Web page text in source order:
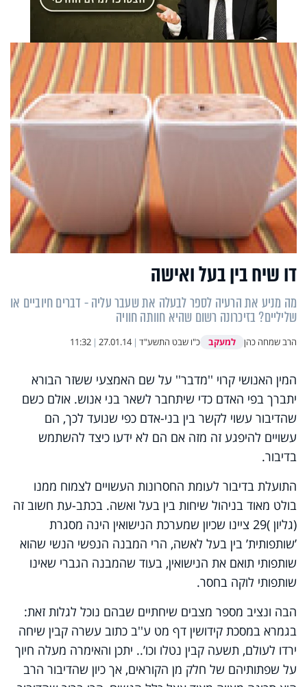
דו שיח בין בעל ואישה
מה מניע את הרעיה לספר לבעלה את שעבר עליה - דברים חיוביים או
שליליים? בזיכרונה רשום שהיא חוותה חוויה
הרב שמחה כהן למעקב כ"ו שבט התשע"ד |
27.01.14
|
11:32
המין האנושי קרוי ''מדבר'' על שם האמצעי ששזר הבורא
יתברך בפי האדם כדי שיתחבר לשאר בני אנוש. אולם כשם
שהדיבור עשוי לקשר בין בני-אדם כפי שנועד לכך, הם
עשויים להיפגע זה מזה אם הם לא ידעו כיצד להשתמש
בדיבור.
התועלת בדיבור לעומת החסרונות העשויים לצמוח ממנו
בולט מאוד בניהול שיחות בין בעל ואשה. בכתב-עת חשוב זה
(גליון )29 ציינו שכיון שמערכת הנישואין הינה מסגרת
’שותפותית’ בין בעל לאשה, הרי המבנה הנפשי הנשי שהוא
שותפותי תואם את הנישואין, בעוד שהמבנה הגברי שאינו
שותפותי לוקה בחסר.
הבה ונציב מספר מצבים שיחתיים שבהם נוכל לגלות זאת:
בגמרא במסכת קידושין דף מט ע''ב כתוב עשרה קבין שיחה
ירדו לעולם, תשעה קבין נטלו וכו’.. יתכן והאימרה מעלה חיוך
על שפתותיהם של חלק מן הקוראים, אך כיון שהדיבור הרב